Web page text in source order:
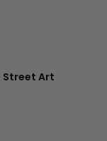
Street Art